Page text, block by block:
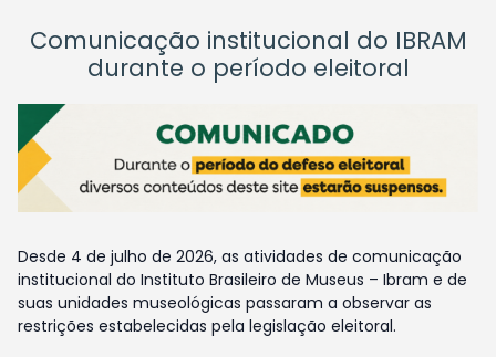
Comunicação institucional do IBRAM
durante o período eleitoral
Desde 4 de julho de 2026, as atividades de comunicação
institucional do Instituto Brasileiro de Museus – Ibram e de
suas unidades museológicas passaram a observar as
restrições estabelecidas pela legislação eleitoral.